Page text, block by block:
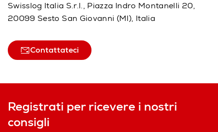
Swisslog Italia S.r.l., Piazza Indro Montanelli 20,
20099 Sesto San Giovanni (MI), Italia
Contattateci
Registrati per ricevere i nostri
consigli